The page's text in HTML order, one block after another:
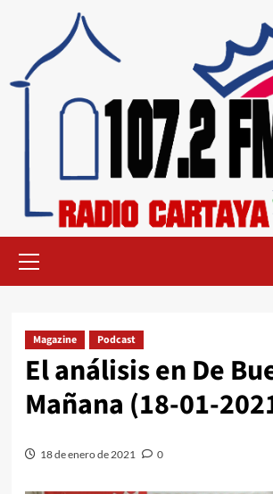
Magazine Podcast
El análisis en De
Mañana (18-01-
18 de enero de 2021 0